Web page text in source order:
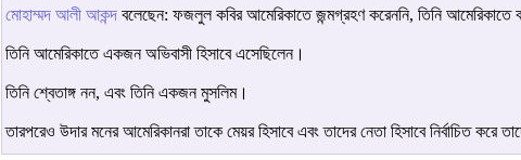
মোহাম্মদ আলী আকন্দ বলেছেন: ফজলুল কবির আমেরিকাতে জন্মগ্রহণ করেননি, তিনি আমেরিকাতে
তিনি আমেরিকাতে একজন অভিবাসী হিসাবে এসেছিলেন।
তিনি শ্বেতাঙ্গ নন, এবং তিনি একজন মুসলিম।
তারপরেও উদার মনের আমেরিকানরা তাকে মেয়র হিসাবে এবং তাদের নেতা হিসাবে নির্বাচিত